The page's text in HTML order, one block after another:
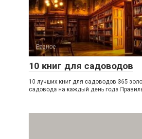
Разное
10 книг для садоводов
10 лучших книг для садоводов 365
садовода на каждый день года